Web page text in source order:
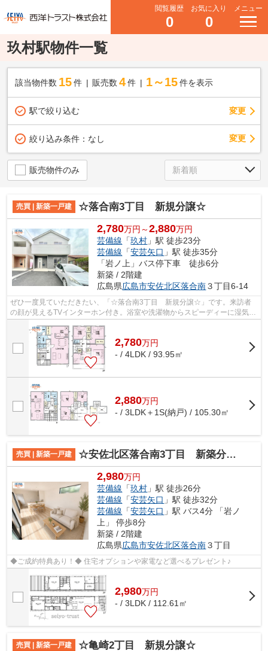
閲覧履歴
0
お気に入り
0
メニュー
玖村駅物件一覧
該当物件数 15件 販売数 4 件 1～15 件を表示
駅で絞り込む 変更
絞り込み条件： なし 変更
販売物件のみ
売買 | 新築一戸建 ☆落合南3丁目 新規分譲☆
2,780万円～2,880万円
芸備線 「玖村 」駅 徒歩23分
芸備線 「安芸矢口 」駅 徒歩35分
「岩ノ上」バス停下車 徒歩6分
新築 / 2階建
広島県広島市安佐北区落合南３丁目6-14
ぜひ一度見ていただきたい、「☆落合南3丁目 新規分譲☆」です。来訪者
の顔が見えるTVインターホン付き。浴室や洗濯物からスピーディーに湿気を
2,780万円
- / 4LDK / 93.95㎡
2,880万円
- / 3LDK＋1S(納戸) / 105.30㎡
売買 | 新築一戸建 ☆安佐北区落合南3丁目 新築分譲☆
2,980万円
芸備線 「玖村 」駅 徒歩26分
芸備線 「安芸矢口 」駅 徒歩32分
芸備線 「安芸矢口 」駅 バス4分 「岩ノ
上」 停歩8分
新築 / 2階建
広島県広島市安佐北区落合南３丁目
◆ご成約特典あり！◆ 住宅オプションや家電など選べるプレゼント♪
2,980万円
- / 3LDK / 112.61㎡
売買 | 新築一戸建 ☆亀崎2丁目 新規分譲☆